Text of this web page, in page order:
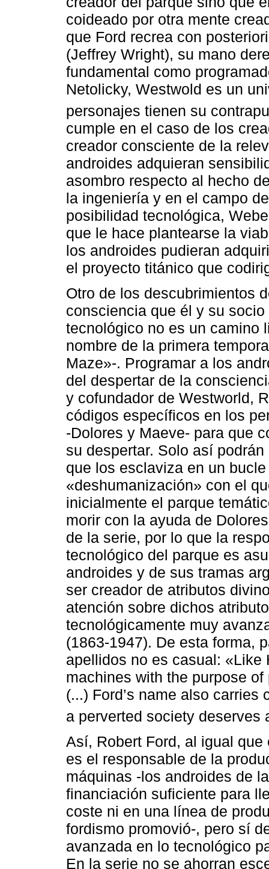
coideado por otra mente
que Ford recrea con
(Jeffrey Wright), su mano
fundamental como
Netolicky, Westwold es un
personajes tienen su
cumple en el caso de los
creador consciente de la
androides adquieran
asombro respecto al hecho
la ingeniería y en el campo
posibilidad tecnológica,
que le hace plantearse la
los androides pudieran
el proyecto titánico que
Otro de los descubrimientos
consciencia que él y su
tecnológico no es un camino
nombre de la primera
Maze»-. Programar a los
del despertar de la
y cofundador de Westworld,
códigos específicos en los
-Dolores y Maeve- para que
su despertar. Solo así
que los esclaviza en un
«deshumanización» con el
inicialmente el parque
morir con la ayuda de
de la serie, por lo que la
tecnológico del parque es
androides y de sus tramas
ser creador de atributos
atención sobre dichos
tecnológicamente muy
(1863-1947). De esta forma,
apellidos no es casual: «Like
machines with the purpose
(...) Ford’s name also
a perverted society deserves
Así, Robert Ford, al igual
es el responsable de la
máquinas -los androides de
financiación suficiente para
coste ni en una línea de
fordismo promovió-, pero sí
avanzada en lo tecnológico
En la serie no se ahorran